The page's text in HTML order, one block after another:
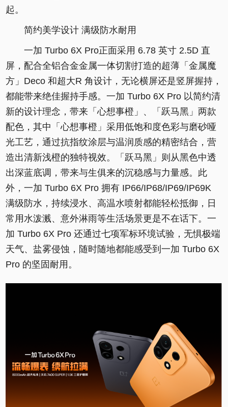
起。
简约美学设计 满级防水耐用
一加 Turbo 6X Pro正面采用 6.78 英寸 2.5D 直
屏，配合全铝合金金属一体切割打造的超薄「金属魔
方」Deco 和超大R 角设计，无论横屏还是竖屏握持，
都能带来绝佳握持手感。一加 Turbo 6X Pro 以简约清
新的设计理念，带来「心想事橙」、「跃马黑」两款
配色，其中「心想事橙」采用低饱和度色彩与磨砂哑
光工艺，通过抗指纹涂层与温润质感的精密结合，营
造出清新浅橙的独特视效。「跃马黑」则从黑色中透
出深蓝底调，带来与生俱来的沉稳感与力量感。此
外，一加 Turbo 6X Pro 拥有 IP66/IP68/IP69/IP69K
满级防水，持续浸水、高温水喷射都能轻松抵御，日
常用水泼溅、意外淋雨等生活场景更是不在话下。一
加 Turbo 6X Pro 还通过七项军标环境试验，无惧极端
天气、盐雾侵蚀，随时随地都能感受到一加 Turbo 6X
Pro 的坚固耐用。